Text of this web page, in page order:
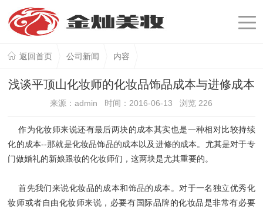
返回首页 公司新闻 内容
浅谈平顶山化妆师的化妆品饰品成本与进修成本
来源：admin 时间：2016-06-13 浏览 226
作为化妆师来说还有最后两块的成本其实也是一种相对比较持续
化的成本--那就是化妆品饰品的成本以及进修的成本。尤其是对于专
门做婚礼的新娘跟妆的化妆师们，这两块是尤其重要的。
首先我们来说化妆品的成本和饰品的成本。对于一名独立优秀化
妆师或者自由化妆师来说，必要有国际品牌的化妆品是非常有必要